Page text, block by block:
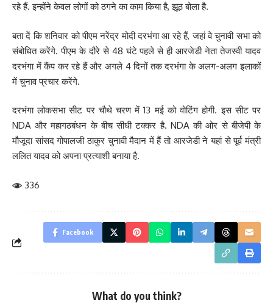
रहे हैं. इन्होंने केवल लोगों को ठगने का काम किया है, झूठ बोला है.
बता दें कि शनिवार को पीएम नरेंद्र मोदी दरभंगा आ रहे हैं, जहां वे चुनावी सभा को
संबोधित करेंगे. पीएम के दौरे से 48 घंटे पहले से ही आरजेडी नेता तेजस्वी यादव
दरभंगा में कैंप कर रहे हैं और अगले 4 दिनों तक दरभंगा के अलग-अलग इलाकों
में चुनाव प्रचार करेंगे.
दरभंगा लोकसभा सीट पर चौथे चरण में 13 मई को वोटिंग होगी. इस सीट पर
NDA और महागठबंधन के बीच सीधी टक्कर है. NDA की ओर से बीजेपी के
मौजूदा सांसद गोपालजी ठाकुर चुनावी मैदान में हैं तो आरजेडी ने यहां से पूर्व मंत्री
ललित यादव को अपना प्रत्याशी बनाया है.
336
Facebook
What do you think?